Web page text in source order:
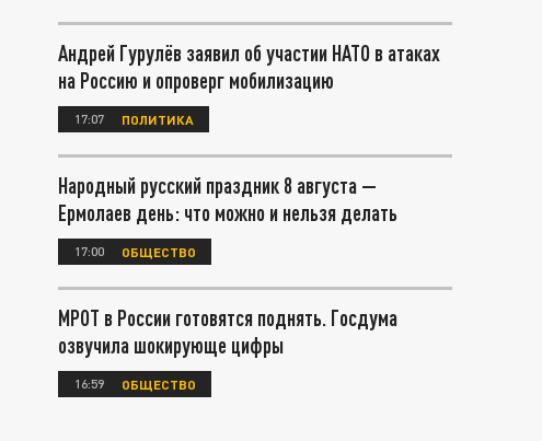
Андрей Гурулёв заявил об участии НАТО в атаках
на Россию и опроверг мобилизацию
17:07 ПОЛИТИКА
Народный русский праздник 8 августа —
Ермолаев день: что можно и нельзя делать
17:00 ОБЩЕСТВО
МРОТ в России готовятся поднять. Госдума
озвучила шокирующе цифры
16:59 ОБЩЕСТВО